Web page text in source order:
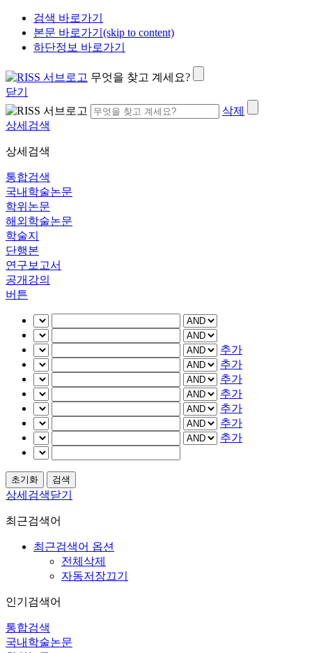
검색 바로가기
본문 바로가기(skip to content)
하단정보 바로가기
무엇을 찾고 계세요?
닫기
삭제
상세검색
상세검색
통합검색
국내학술논문
학위논문
해외학술논문
학술지
단행본
연구보고서
공개강의
버튼
추가
추가
추가
추가
추가
추가
추가
상세검색닫기
최근검색어
최근검색어 옵션
전체삭제
자동저장끄기
인기검색어
통합검색
국내학술논문